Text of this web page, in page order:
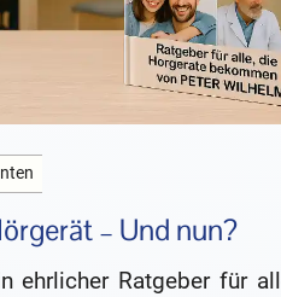
– Und nun?
ehrlicher Ratgeber für